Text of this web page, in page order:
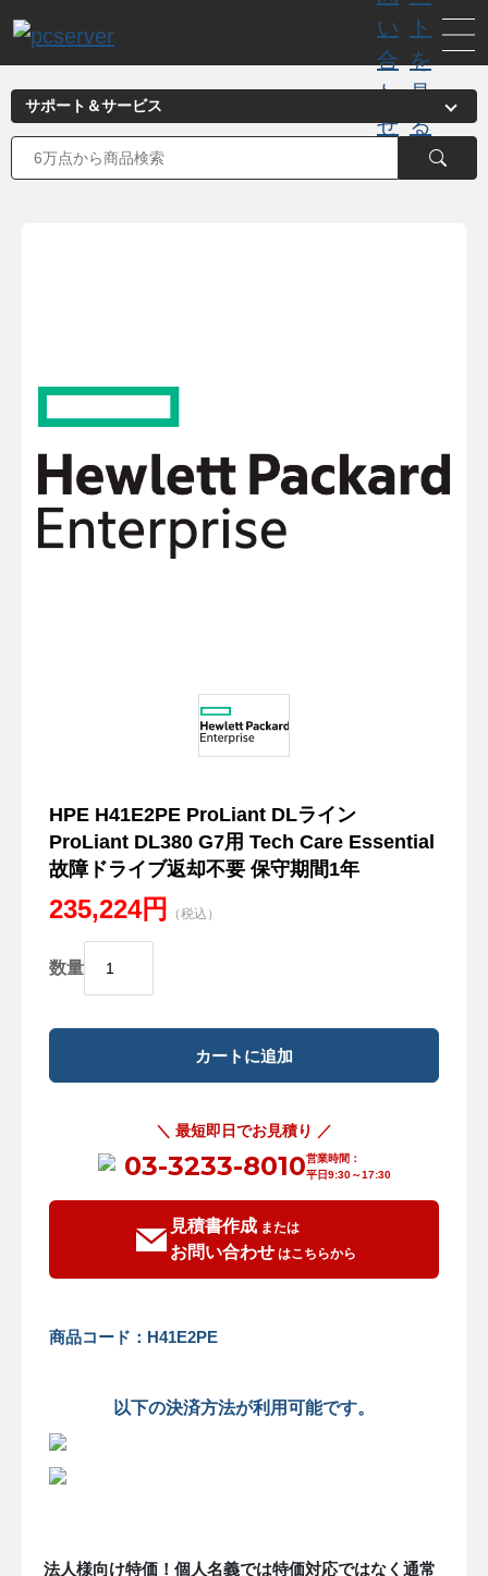
HPE H41E2PE ProLiant DLライン
ProLiant DL380 G7用 Tech Care Essential
故障ドライブ返却不要 保守期間1年
235,224円 （税込）
数量
＼ 最短即日でお見積り ／
03-3233-8010営業時間：
平日9:30～17:30
見積書作成または
お問い合わせはこちらから
商品コード：H41E2PE
以下の決済方法が利用可能です。
法人様向け特価！個人名義では特価対応ではなく通常